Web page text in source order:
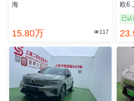
海
15.80万  117
欧6
已认